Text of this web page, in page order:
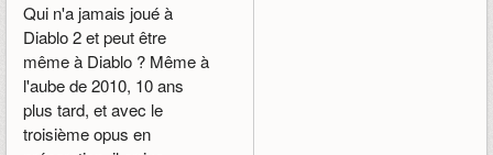
Qui n'a jamais joué à
Diablo 2 et peut être
même à Diablo ? Même à
l'aube de 2010, 10 ans
plus tard, et avec le
troisième opus en